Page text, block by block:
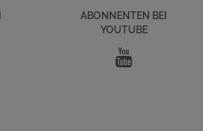
ABONNENTEN BEI
YOUTUBE